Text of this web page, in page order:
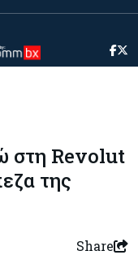
στη Revolut
της
Share